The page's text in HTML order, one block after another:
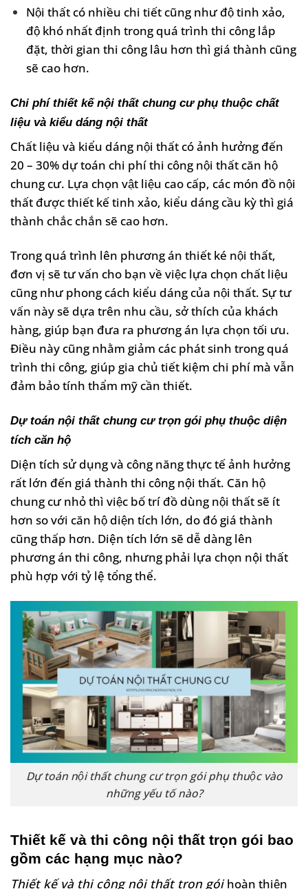
Nội thất có nhiều chi tiết cũng như độ tinh xảo,
độ khó nhất định trong quá trình thi công lắp
đặt, thời gian thi công lâu hơn thì giá thành cũng
sẽ cao hơn.
Chi phí thiết kế nội thất chung cư phụ thuộc chất
liệu và kiểu dáng nội thất
Chất liệu và kiểu dáng nội thất có ảnh hưởng đến
20 – 30% dự toán chi phí thi công nội thất căn hộ
chung cư. Lựa chọn vật liệu cao cấp, các món đồ nội
thất được thiết kế tinh xảo, kiểu dáng cầu kỳ thì giá
thành chắc chắn sẽ cao hơn.
Trong quá trình lên phương án thiết ké nội thất,
đơn vị sẽ tư vấn cho bạn về việc lựa chọn chất liệu
cũng như phong cách kiểu dáng của nội thất. Sự tư
vấn này sẽ dựa trên nhu cầu, sở thích của khách
hàng, giúp bạn đưa ra phương án lựa chọn tối ưu.
Điều này cũng nhằm giảm các phát sinh trong quá
trình thi công, giúp gia chủ tiết kiệm chi phí mà vẫn
đảm bảo tính thẩm mỹ cần thiết.
Dự toán nội thất chung cư trọn gói phụ thuộc diện
tích căn hộ
Diện tích sử dụng và công năng thực tế ảnh hưởng
rất lớn đến giá thành thi công nội thất. Căn hộ
chung cư nhỏ thì việc bố trí đồ dùng nội thất sẽ ít
hơn so với căn hộ diện tích lớn, do đó giá thành
cũng thấp hơn. Diện tích lớn sẽ dễ dàng lên
phương án thi công, nhưng phải lựa chọn nội thất
phù hợp với tỷ lệ tổng thể.
Dự toán nội thất chung cư trọn gói phụ thuộc vào
những yếu tố nào?
Thiết kế và thi công nội thất trọn gói bao
gồm các hạng mục nào?
Thiết kế và thi công nội thất trọn góihoàn thiện